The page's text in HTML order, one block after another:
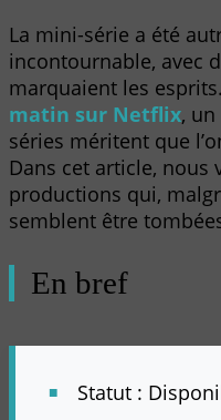
La mini-série a été
incontournable, avec
marquaient les esprits.
matin sur Netflix,
séries méritent que
Dans cet article, nous
productions qui,
semblent être
En bref
Statut :